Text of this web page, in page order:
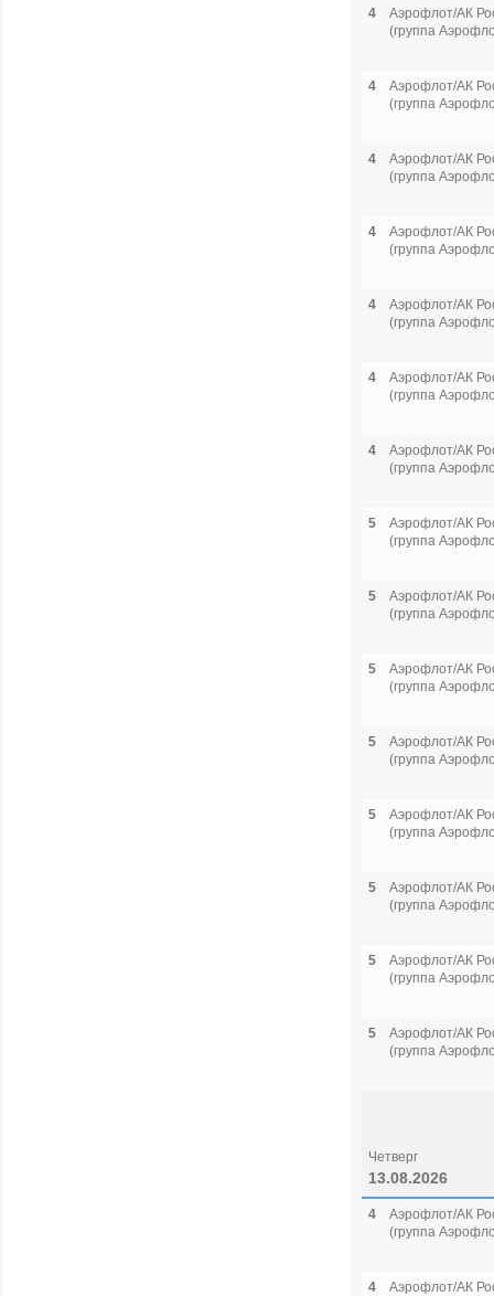
4
Аэрофлот/АК
(группа
4
Аэрофлот/АК
(группа
4
Аэрофлот/АК
(группа
4
Аэрофлот/АК
(группа
4
Аэрофлот/АК
(группа
4
Аэрофлот/АК
(группа
4
Аэрофлот/АК
(группа
5
Аэрофлот/АК
(группа
5
Аэрофлот/АК
(группа
5
Аэрофлот/АК
(группа
5
Аэрофлот/АК
(группа
5
Аэрофлот/АК
(группа
5
Аэрофлот/АК
(группа
5
Аэрофлот/АК
(группа
5
Аэрофлот/АК
(группа
Четверг
13.08.2026
4
Аэрофлот/АК
(группа
4
Аэрофлот/АК